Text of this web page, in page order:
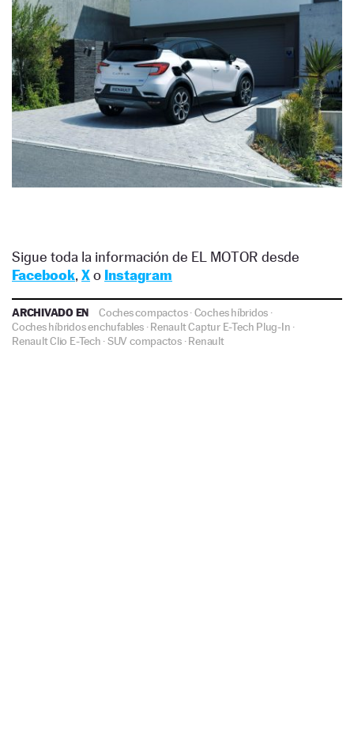
Sigue toda la información de EL MOTOR desde
Facebook, Xo Instagram
ARCHIVADO EN Coches compactos·Coches híbridos ·
Coches híbridos enchufables·Renault Captur E-Tech Plug-In ·
Renault Clio E-Tech ·SUV compactos·Renault